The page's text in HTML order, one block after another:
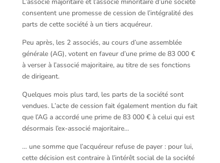
consentent une promesse de cession de l’intégralité des
parts de cette société à un tiers acquéreur.
Peu après, les 2 associés, au cours d’une assemblée
générale (AG), votent en faveur d’une prime de 83 000 €
à verser à l’associé majoritaire, au titre de ses fonctions
de dirigeant.
Quelques mois plus tard, les parts de la société sont
vendues. L’acte de cession fait également mention du fait
que l’AG a accordé une prime de 83 000 € à celui qui est
désormais l’ex-associé majoritaire…
… une somme que l’acquéreur refuse de payer : pour lui,
cette décision est contraire à l’intérêt social de la société